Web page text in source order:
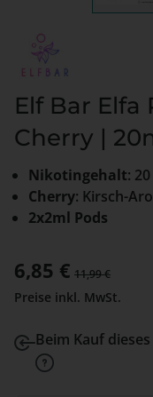
Elf Bar Elfa
Cherry |
Nikotingehalt:
Cherry: Kirsch-
2x2ml Pods
Verkaufspreis:
6,85 € Regulärer Preis:
11,99 €
Preise inkl. MwSt.
Beim Kauf